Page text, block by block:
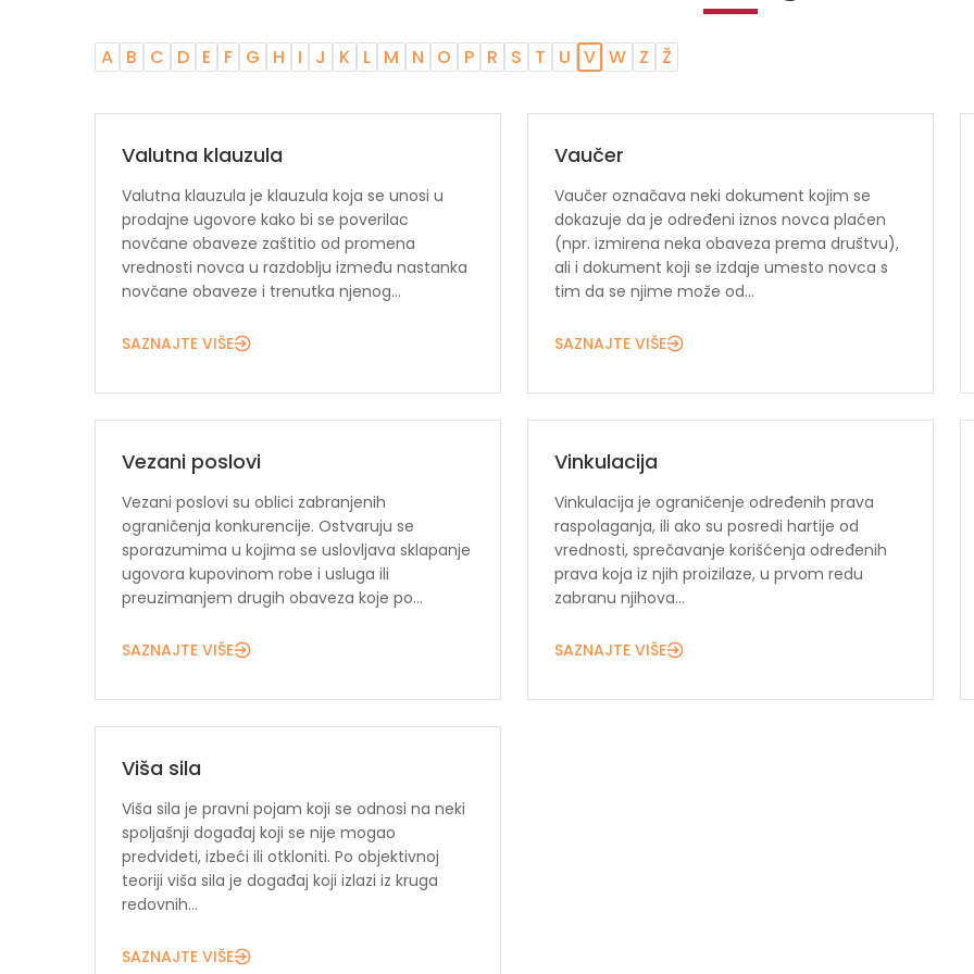
A B C D E F G H I J K L M N O P R S T U V W Z Ž
Valutna klauzula
Valutna klauzula je klauzula koja se unosi u
prodajne ugovore kako bi se poverilac
novčane obaveze zaštitio od promena
vrednosti novca u razdoblju između nastanka
novčane obaveze i trenutka njenog...
SAZNAJTE VIŠE
Vaučer
Vaučer označava neki dokument kojim se
dokazuje da je određeni iznos novca plaćen
(npr. izmirena neka obaveza prema društvu),
ali i dokument koji se izdaje umesto novca s
tim da se njime može od...
SAZNAJTE VIŠE
Vezani poslovi
Vezani poslovi su oblici zabranjenih
ograničenja konkurencije. Ostvaruju se
sporazumima u kojima se uslovljava sklapanje
ugovora kupovinom robe i usluga ili
preuzimanjem drugih obaveza koje po...
SAZNAJTE VIŠE
Vinkulacija
Vinkulacija je ograničenje određenih prava
raspolaganja, ili ako su posredi hartije od
vrednosti, sprečavanje korišćenja određenih
prava koja iz njih proizilaze, u prvom redu
zabranu njihova...
SAZNAJTE VIŠE
Viša sila
Viša sila je pravni pojam koji se odnosi na neki
spoljašnji događaj koji se nije mogao
predvideti, izbeći ili otkloniti. Po objektivnoj
teoriji viša sila je događaj koji izlazi iz kruga
redovnih...
SAZNAJTE VIŠE